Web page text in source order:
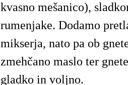
kvasno mešanico),
rumenjake. Dodamo
mikserja, nato pa ob
zmehčano maslo ter
gladko in voljno.